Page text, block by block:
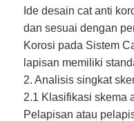
Ide desain cat anti
dan sesuai dengan
Korosi pada Sistem
lapisan memiliki
2. Analisis singkat
2.1 Klasifikasi skema
Pelapisan atau